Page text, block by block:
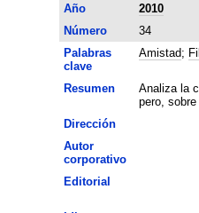
Año
2010
Número
34
Palabras
clave
Amistad;
Resumen
Analiza la
pero,
Dirección
Autor
corporativo
Editorial